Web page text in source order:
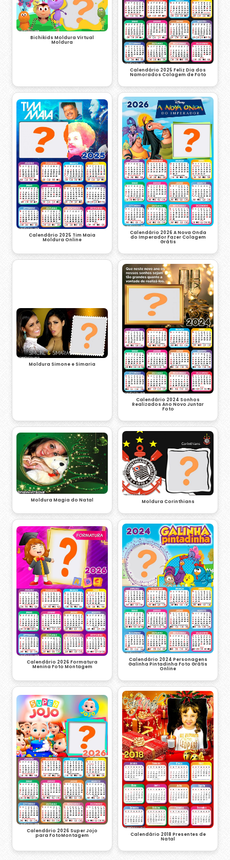
Bichikids Moldura Virtual
Moldura
Calendário 2025 Feliz Dia dos
Namorados Colagem de Foto
Calendário 2025 Tim Maia
Moldura Online
Calendário 2026 A Nova Onda
do Imperador Fazer Colagem
Grátis
Moldura Simone e Simaria
Calendário 2024 Sonhos
Realizados Ano Novo Juntar
Foto
Moldura Magia do Natal Moldura Corinthians
Calendário 2026 Formatura
Menina Foto Montagem
Calendário 2024 Personagens
Galinha Pintadinha Foto Grátis
Online
Calendário 2026 Super Jojo
para FotoMontagem Calendário 2018 Presentes de
Natal